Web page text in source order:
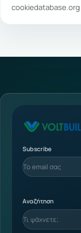
cookiedatabase.org
Subscribe
Αναζήτηση